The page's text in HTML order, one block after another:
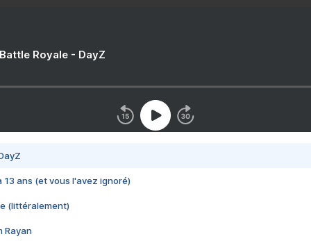
Royale - DayZ
13 ans (et vous l'avez ignoré)
(littéralement)
Rayan